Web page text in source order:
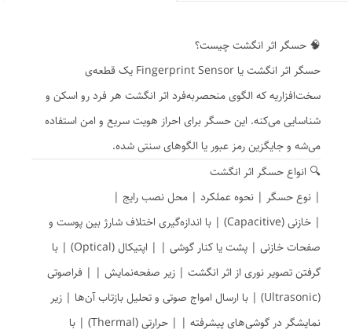
🧠 حسگر اثر انگشت چیست؟
حسگر اثر انگشت یا Fingerprint Sensor یک قطعه‌ی
سخت‌افزاریه که الگوی منحصربه‌فرد اثر انگشت هر فرد رو اسکن و
شناسایی می‌کنه. این حسگر برای احراز هویت سریع و امن استفاده
می‌شه و جایگزین رمز عبور یا الگوهای سنتی شده.
🔍 انواع حسگر اثر انگشت
| نوع حسگر | نحوه عملکرد | محل نصب رایج |
| خازنی (Capacitive) | با اندازه‌گیری اختلاف شارژ بین پوست و
صفحات خازنی | پشت یا کنار گوشی | | اپتیکال (Optical) | با
گرفتن تصویر نوری از اثر انگشت | زیر صفحه‌نمایش | | فراصوتی
(Ultrasonic) | با ارسال امواج صوتی و تحلیل بازتاب آن‌ها | زیر
نمایشگر در گوشی‌های پیشرفته | | حرارتی (Thermal) | با